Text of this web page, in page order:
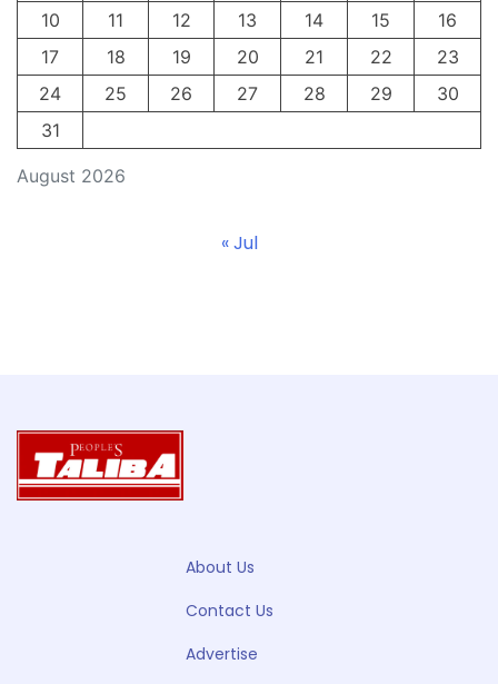
August 2026
10
11 12 13 14 15
16
17
18 19 20 21 22
23
24
25 26 27 28 29
30
31
« Jul
About Us
Contact Us
Advertise